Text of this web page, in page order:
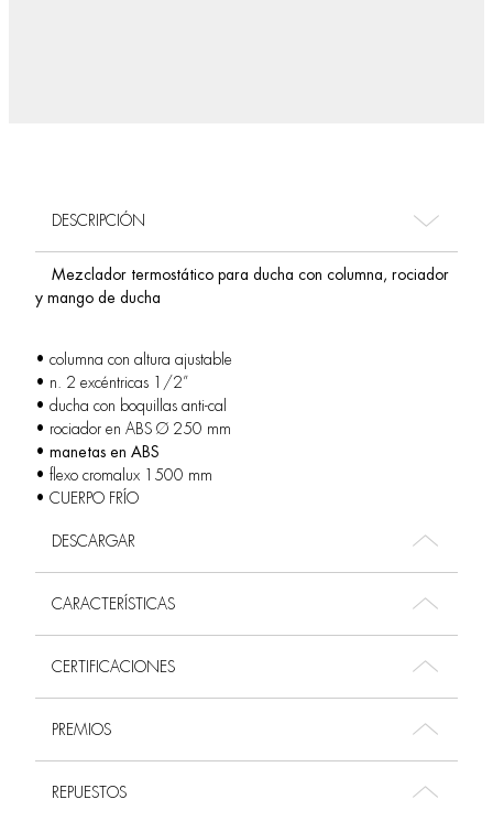
DESCRIPCIÓN
Mezclador termostático para ducha con columna, rociador
y mango de ducha
• columna con altura ajustable
• n. 2 excéntricas 1/2”
• ducha con boquillas anti-cal
• rociador en ABS Ø 250 mm
• manetas en ABS
• flexo cromalux 1500 mm
• CUERPO FRÍO
DESCARGAR
CARACTERÍSTICAS
CERTIFICACIONES
PREMIOS
REPUESTOS